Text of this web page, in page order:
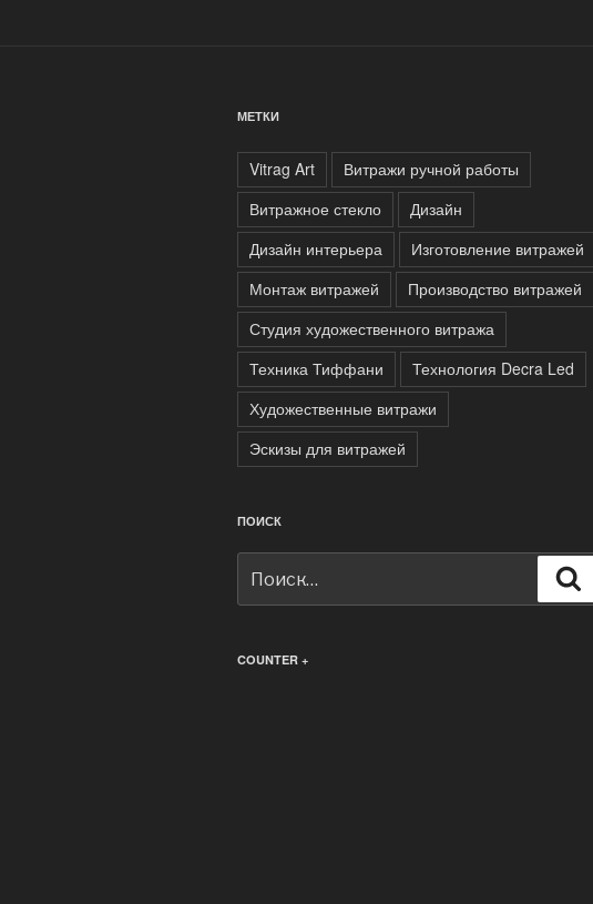
МЕТКИ
Vitrag Art
Витражи ручной работы
Витражное стекло
Дизайн
Дизайн интерьера
Изготовление витражей
Монтаж витражей
Производство витражей
Студия художественного витража
Техника Тиффани
Технология Decra Led
Художественные витражи
Эскизы для витражей
ПОИСК
COUNTER +